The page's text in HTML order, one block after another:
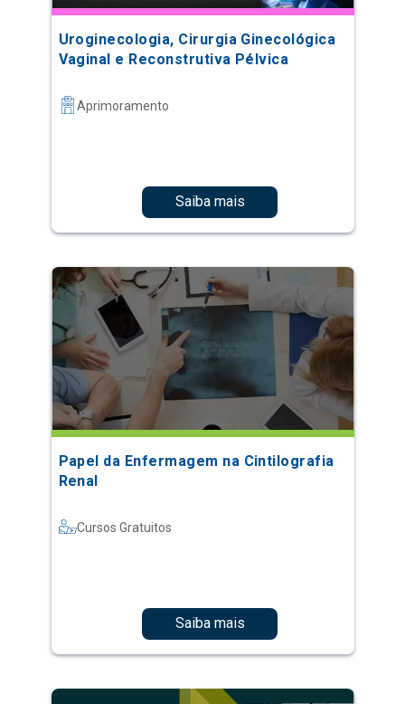
Uroginecologia, Cirurgia Ginecológica
Vaginal e Reconstrutiva Pélvica
Aprimoramento
Saiba mais
Papel da Enfermagem na Cintilografia
Renal
Cursos Gratuitos
Saiba mais